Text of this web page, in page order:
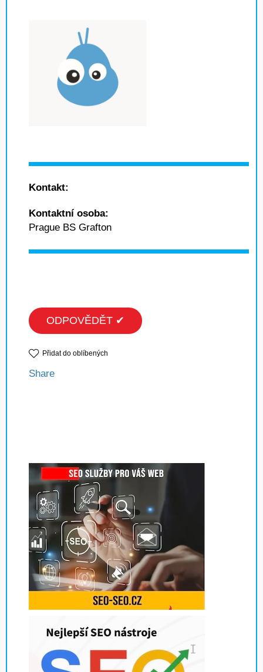
Kontakt:
Kontaktní osoba:
Prague BS Grafton
ODPOVĚDĚT ✔
Přidat do oblíbených
Share